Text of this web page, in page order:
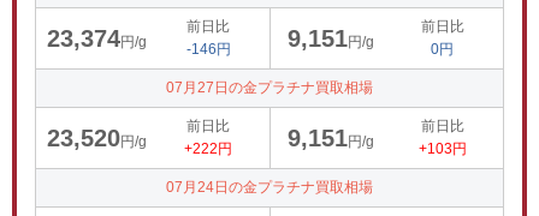
23,374円/g
前日比
-146円
9,151円/g
前日比
0円
07月27日の金プラチナ買取相場
23,520円/g
前日比
+222円
9,151円/g
前日比
+103円
07月24日の金プラチナ買取相場